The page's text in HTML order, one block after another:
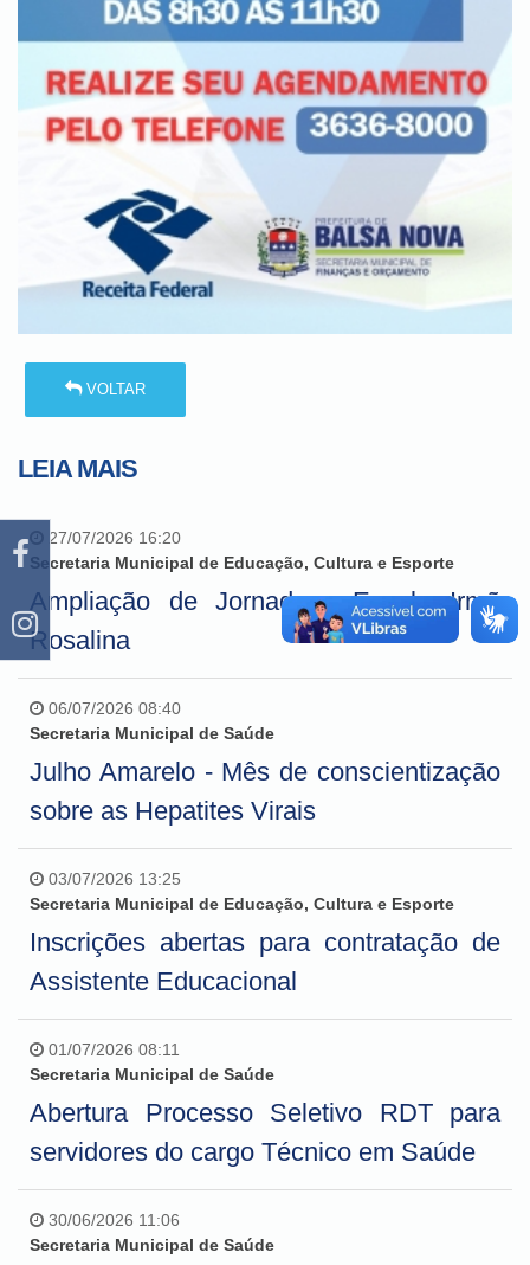
VOLTAR
LEIA MAIS
27/07/2026 16:20
Secretaria Municipal de Educação, Cultura e Esporte
Ampliação de Jornada - Escola Irmã
Rosalina
06/07/2026 08:40
Secretaria Municipal de Saúde
Julho Amarelo - Mês de conscientização
sobre as Hepatites Virais
03/07/2026 13:25
Secretaria Municipal de Educação, Cultura e Esporte
Inscrições abertas para contratação de
Assistente Educacional
01/07/2026 08:11
Secretaria Municipal de Saúde
Abertura Processo Seletivo RDT para
servidores do cargo Técnico em Saúde
30/06/2026 11:06
Secretaria Municipal de Saúde